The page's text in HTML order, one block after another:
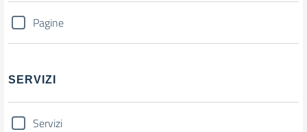
Pagine
SERVIZI
Servizi